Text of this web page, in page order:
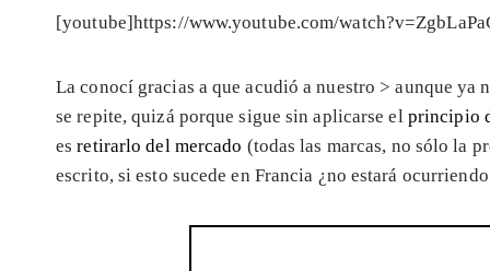
[youtube]https://www.youtube.com/
La conocí gracias a que acudió a nuestro > aunque ya
se repite, quizá porque sigue sin aplicarse el principio
esretirarlo del mercado (todas las marcas, no sólo la
escrito, si esto sucede en Francia ¿no estará